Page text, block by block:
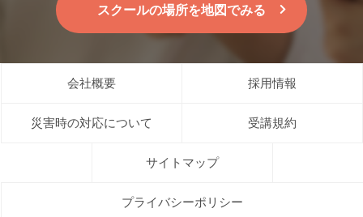
スクールの場所を地図でみる
会社概要 採用情報
災害時の対応について 受講規約
サイトマップ
プライバシーポリシー